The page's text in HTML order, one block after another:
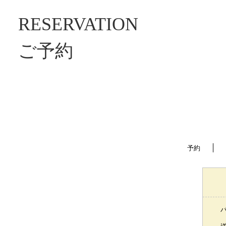
RESERVATION
ご予約
予約